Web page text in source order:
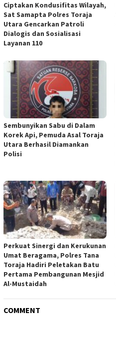
Ciptakan Kondusifitas Wilayah,
Sat Samapta Polres Toraja
Utara Gencarkan Patroli
Dialogis dan Sosialisasi
Layanan 110
Sembunyikan Sabu di Dalam
Korek Api, Pemuda Asal Toraja
Utara Berhasil Diamankan
Polisi
Perkuat Sinergi dan Kerukunan
Umat Beragama, Polres Tana
Toraja Hadiri Peletakan Batu
Pertama Pembangunan Mesjid
Al-Mustaidah
COMMENT